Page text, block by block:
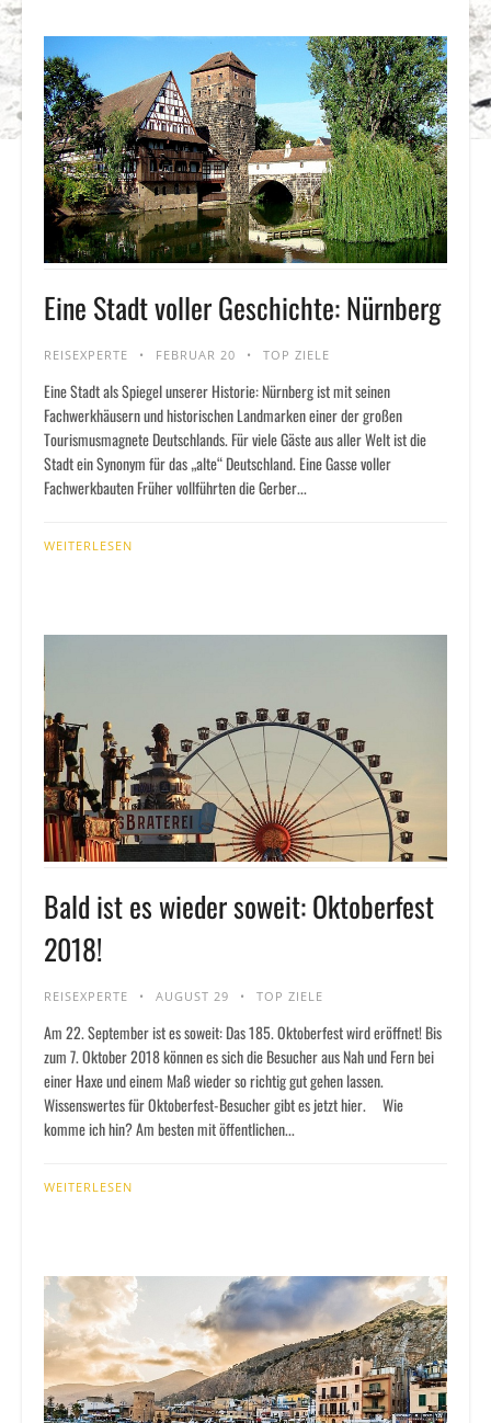
Eine Stadt voller Geschichte: Nürnberg
REISEXPERTE FEBRUAR 20 TOP ZIELE
Eine Stadt als Spiegel unserer Historie: Nürnberg ist mit seinen
Fachwerkhäusern und historischen Landmarken einer der großen
Tourismusmagnete Deutschlands. Für viele Gäste aus aller Welt ist die
Stadt ein Synonym für das „alte“ Deutschland. Eine Gasse voller
Fachwerkbauten Früher vollführten die Gerber...
WEITERLESEN
Bald ist es wieder soweit: Oktoberfest
2018!
REISEXPERTE AUGUST 29 TOP ZIELE
Am 22. September ist es soweit: Das 185. Oktoberfest wird eröffnet! Bis
zum 7. Oktober 2018 können es sich die Besucher aus Nah und Fern bei
einer Haxe und einem Maß wieder so richtig gut gehen lassen.
Wissenswertes für Oktoberfest-Besucher gibt es jetzt hier. Wie
komme ich hin? Am besten mit öffentlichen...
WEITERLESEN